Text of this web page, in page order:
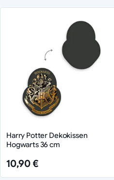
Harry Potter Dekokissen
Hogwarts 36 cm
10,90 €